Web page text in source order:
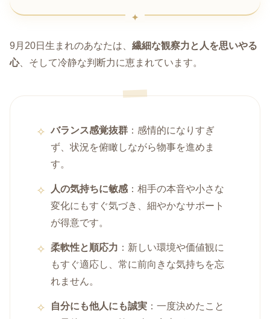
9月20日生まれのあなたは、 繊細な観察力と人を思いやる
心、そして冷静な判断力に恵まれています。
バランス感覚抜群 ：感情的になりすぎ
ず、状況を俯瞰しながら物事を進めま
す。
人の気持ちに敏感 ：相手の本音や小さな
変化にもすぐ気づき、細やかなサポート
が得意です。
柔軟性と順応力 ：新しい環境や価値観に
もすぐ適応し、常に前向きな気持ちを忘
れません。
自分にも他人にも誠実 ：一度決めたこと